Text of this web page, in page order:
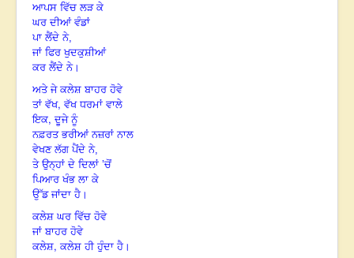
ਆਪਸ ਵਿੱਚ ਲੜ ਕੇ
ਘਰ ਦੀਆਂ ਵੰਡਾਂ
ਪਾ ਲੈਂਦੇ ਨੇ,
ਜਾਂ ਫਿਰ ਖੁਦਕੁਸ਼ੀਆਂ
ਕਰ ਲੈਂਦੇ ਨੇ।
ਅਤੇ ਜੇ ਕਲੇਸ਼ ਬਾਹਰ ਹੋਵੇ
ਤਾਂ ਵੱਖ, ਵੱਖ ਧਰਮਾਂ ਵਾਲੇ
ਇਕ, ਦੂਜੇ ਨੂੰ
ਨਫ਼ਰਤ ਭਰੀਆਂ ਨਜ਼ਰਾਂ ਨਾਲ
ਵੇਖਣ ਲੱਗ ਪੈਂਦੇ ਨੇ,
ਤੇ ਉਨ੍ਹਾਂ ਦੇ ਦਿਲਾਂ ’ਚੋਂ
ਪਿਆਰ ਖੰਭ ਲਾ ਕੇ
ਉੱਡ ਜਾਂਦਾ ਹੈ।
ਕਲੇਸ਼ ਘਰ ਵਿੱਚ ਹੋਵੇ
ਜਾਂ ਬਾਹਰ ਹੋਵੇ
ਕਲੇਸ਼, ਕਲੇਸ਼ ਹੀ ਹੁੰਦਾ ਹੈ।